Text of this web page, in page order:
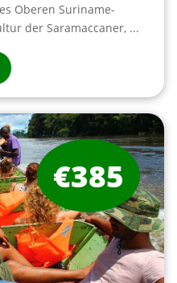
Oberen Suriname-
der Saramaccaner, ...
€385